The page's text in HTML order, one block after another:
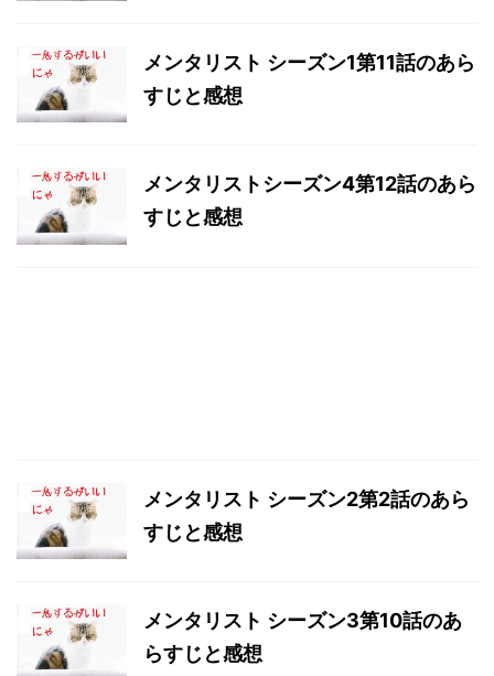
メンタリスト シーズン1第11話のあら
すじと感想
メンタリストシーズン4第12話のあら
すじと感想
メンタリスト シーズン2第2話のあら
すじと感想
メンタリスト シーズン3第10話のあ
らすじと感想